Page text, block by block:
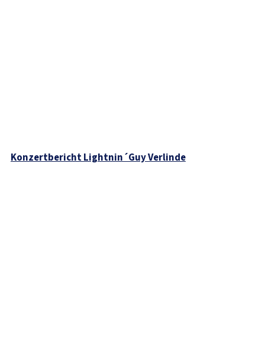
Konzertbericht Lightnin´Guy Verlinde